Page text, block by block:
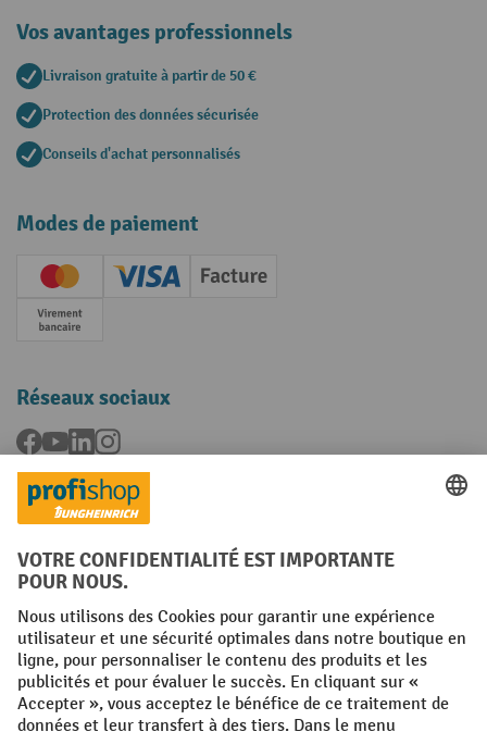
Vos avantages professionnels
Livraison gratuite à partir de 50 €
Protection des données sécurisée
Conseils d'achat personnalisés
Modes de paiement
Creditcard (Master)Creditcard (Visa)
Facture
Paiement anticipé
Réseaux sociaux
Facebook
YouTubeLinkedInInstagram
Langues
FR NL
Conditions générales Mentions légales
Protection des Données Politique de cookies